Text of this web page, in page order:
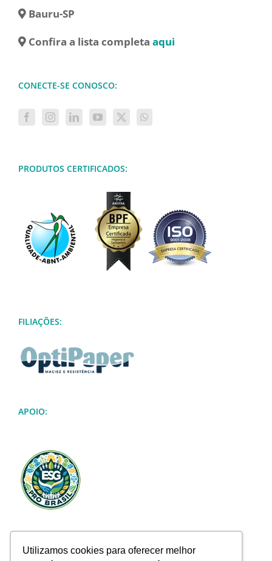
Utilizamos cookies para oferecer melhor
Bauru-SP
Confira a lista completa aqui
CONECTE-SE CONOSCO:
PRODUTOS CERTIFICADOS:
FILIAÇÕES:
APOIO: